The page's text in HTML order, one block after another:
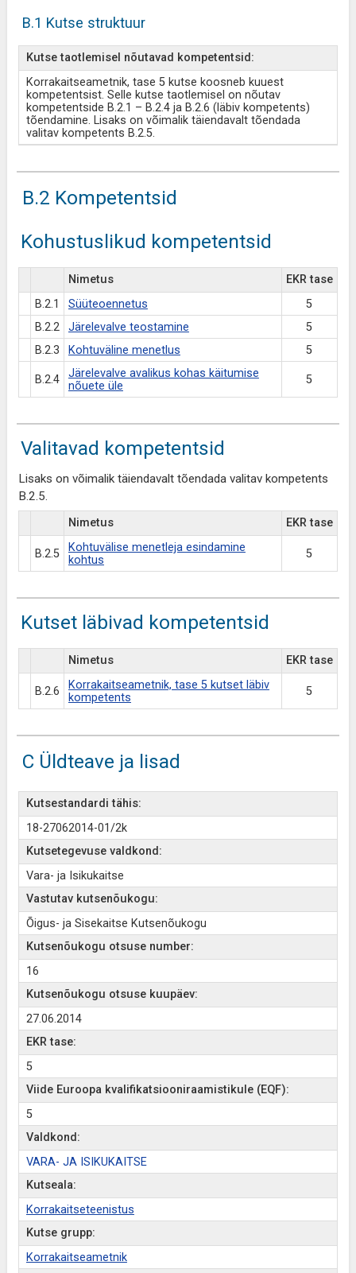
B.1 Kutse struktuur
Kutse taotlemisel nõutavad kompetentsid:
Korrakaitseametnik, tase 5 kutse koosneb kuuest
kompetentsist. Selle kutse taotlemisel on nõutav
kompetentside B.2.1 – B.2.4 ja B.2.6 (läbiv kompetents)
tõendamine. Lisaks on võimalik täiendavalt tõendada
valitav kompetents B.2.5.
B.2 Kompetentsid
Kohustuslikud kompetentsid
Nimetus
EKR tase
B.2.1
Süüteoennetus
5
B.2.2
Järelevalve teostamine
5
B.2.3
Kohtuväline menetlus 5
B.2.4
Järelevalve avalikus kohas käitumise
nõuete üle
5
Valitavad kompetentsid
Lisaks on võimalik täiendavalt tõendada valitav kompetents
B.2.5.
Nimetus EKR tase
B.2.5
Kohtuvälise menetleja esindamine
kohtus
5
Kutset läbivad kompetentsid
Nimetus EKR tase
B.2.6
Korrakaitseametnik, tase 5 kutset läbiv
kompetents
5
C Üldteave ja lisad
Kutsestandardi tähis:
18-27062014-01/2k
Kutsetegevuse valdkond:
Vara- ja Isikukaitse
Vastutav kutsenõukogu:
Õigus- ja Sisekaitse Kutsenõukogu
Kutsenõukogu otsuse number:
16
Kutsenõukogu otsuse kuupäev:
27.06.2014
EKR tase:
5
Viide Euroopa kvalifikatsiooniraamistikule (EQF):
5
Valdkond:
VARA- JA ISIKUKAITSE
Kutseala:
Korrakaitseteenistus
Kutse grupp:
Korrakaitseametnik